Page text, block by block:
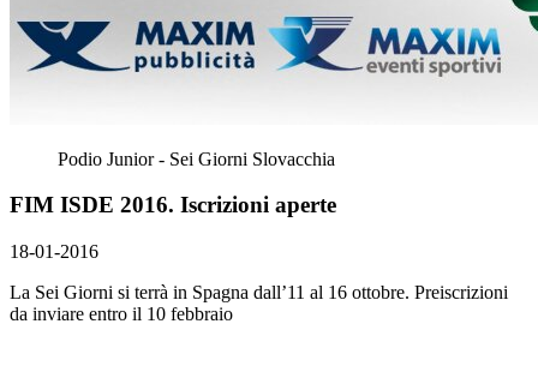
Podio Junior - Sei Giorni Slovacchia
FIM ISDE 2016. Iscrizioni aperte
18-01-2016
La Sei Giorni si terrà in Spagna dall’11 al 16 ottobre. Preiscrizioni
da inviare entro il 10 febbraio